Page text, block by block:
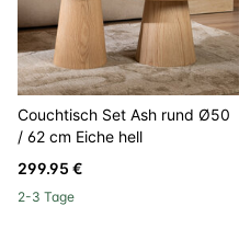
Couchtisch Set Ash rund Ø50
/ 62 cm Eiche hell
299.95 €
2-3 Tage